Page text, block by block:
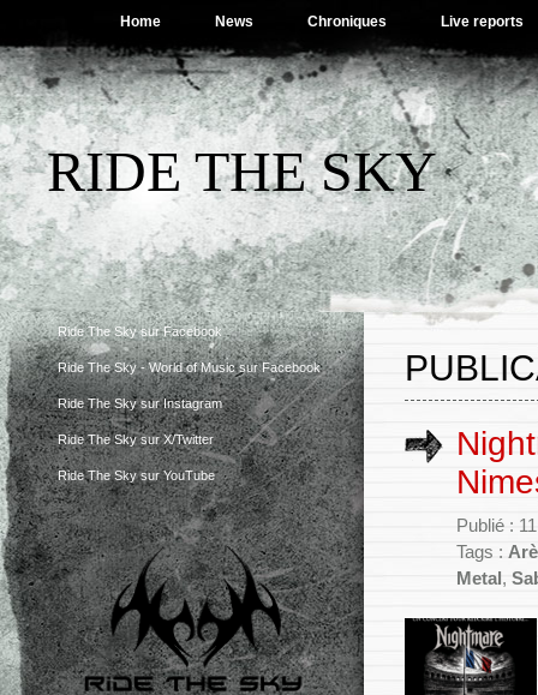
Home News Chroniques Live reports
RIDE THE SKY
Ride The Sky sur Facebook
Ride The Sky - World of Music sur Facebook
Ride The Sky sur Instagram
Ride The Sky sur X/Twitter
Ride The Sky sur YouTube
Publié :
Tags :
Metal ,